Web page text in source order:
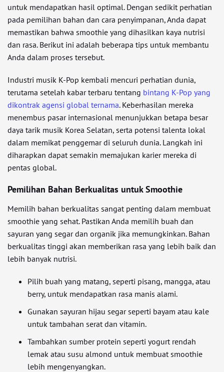
untuk mendapatkan hasil optimal. Dengan sedikit perhatian
pada pemilihan bahan dan cara penyimpanan, Anda dapat
memastikan bahwa smoothie yang dihasilkan kaya nutrisi
dan rasa. Berikut ini adalah beberapa tips untuk membantu
Anda dalam proses tersebut.
Industri musik K-Pop kembali mencuri perhatian dunia,
terutama setelah kabar terbaru tentang bintang K-Pop yang
dikontrak agensi global ternama. Keberhasilan mereka
menembus pasar internasional menunjukkan betapa besar
daya tarik musik Korea Selatan, serta potensi talenta lokal
dalam memikat penggemar di seluruh dunia. Langkah ini
diharapkan dapat semakin memajukan karier mereka di
pentas global.
Pemilihan Bahan Berkualitas untuk Smoothie
Memilih bahan berkualitas sangat penting dalam membuat
smoothie yang sehat. Pastikan Anda memilih buah dan
sayuran yang segar dan organik jika memungkinkan. Bahan
berkualitas tinggi akan memberikan rasa yang lebih baik dan
lebih banyak nutrisi.
Pilih buah yang matang, seperti pisang, mangga, atau
berry, untuk mendapatkan rasa manis alami.
Gunakan sayuran hijau segar seperti bayam atau kale
untuk tambahan serat dan vitamin.
Tambahkan sumber protein seperti yogurt rendah
lemak atau susu almond untuk membuat smoothie
lebih mengenyangkan.